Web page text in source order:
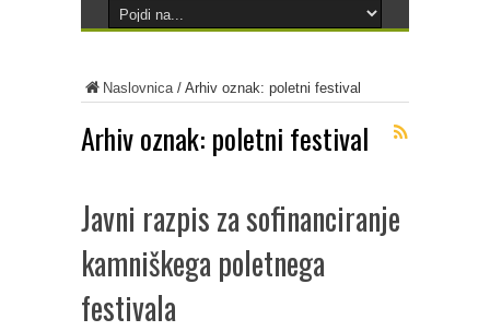
Naslovnica/ Arhiv oznak: poletni festival
Arhiv oznak: poletni festival
Javni razpis za sofinanciranje
kamniškega poletnega
festivala